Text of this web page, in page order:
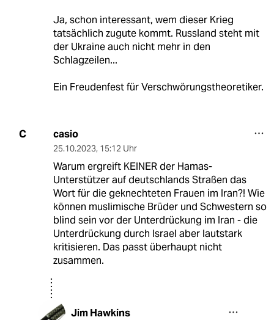
Ja, schon interessant, wem dieser Krieg
tatsächlich zugute kommt. Russland steht mit
der Ukraine auch nicht mehr in den
Schlagzeilen...
Ein Freudenfest für Verschwörungstheoretiker.
C casio
25.10.2023, 15:12 Uhr
Warum ergreift KEINER der Hamas-
Unterstützer auf deutschlands Straßen das
Wort für die geknechteten Frauen im Iran?! Wie
können muslimische Brüder und Schwestern so
blind sein vor der Unterdrückung im Iran - die
Unterdrückung durch Israel aber lautstark
kritisieren. Das passt überhaupt nicht
zusammen.
Jim Hawkins